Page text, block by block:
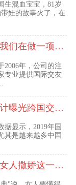
生混血宝宝，81岁
娃的故事火了，在
爱无界国际交友：我们在做一项关于女人幸福的事业
2006年，公司的注
专业提供国际交友
2019年国际交友统计曝光跨国交友惊人内幕：女性嫁给老外比男士娶外国老婆数量更多
据显示，2019年国
其是越来越多中国
为何西方男人不吃女人撒娇这一套？